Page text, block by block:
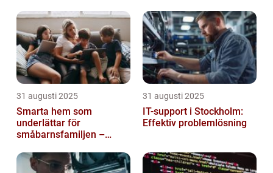
31 augusti 2025
Smarta hem som
underlättar för
småbarnsfamiljen –
barnens dagliga rutiner
31 augusti 2025
IT-support i Stockholm:
Effektiv problemlösning